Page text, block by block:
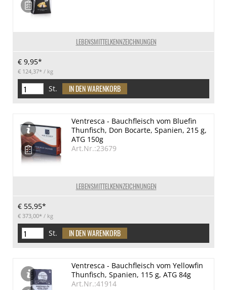
LEBENSMITTELKENNZEICHNUNGEN
€ 9,95*
€ 124,37* / kg
St.
LEBENSMITTELKENNZEICHNUNGEN
Ventresca - Bauchfleisch vom Bluefin
Thunfisch, Don Bocarte, Spanien, 215 g,
ATG 150g
Art.Nr.:23679
€ 55,95*
€ 373,00* / kg
St.
Ventresca - Bauchfleisch vom Yellowfin
Thunfisch, Spanien, 115 g, ATG 84g
Art.Nr.:41914